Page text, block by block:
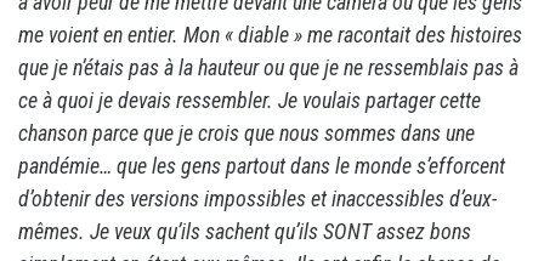
me voient en entier. Mon « diable » me racontait des histoires
que je n’étais pas à la hauteur ou que je ne ressemblais pas à
ce à quoi je devais ressembler. Je voulais partager cette
chanson parce que je crois que nous sommes dans une
pandémie… que les gens partout dans le monde s’efforcent
d’obtenir des versions impossibles et inaccessibles d’eux-
mêmes. Je veux qu’ils sachent qu’ils SONT assez bons